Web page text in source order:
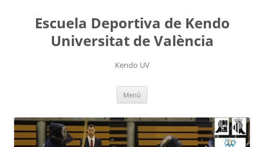
contenidoEscuela Deportiva de Kendo
Universitat de València
Kendo UV
Menú